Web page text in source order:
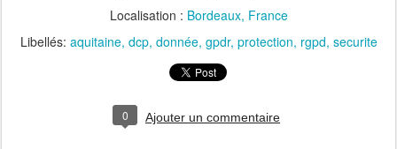
Localisation : Bordeaux, France
Libellés: aquitaine dcp donnée gpdr protection rgpd securite
0 Ajouter un commentaire